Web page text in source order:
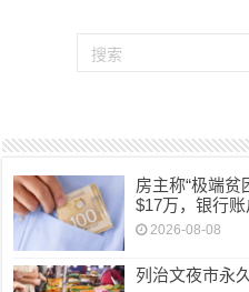
房主称“极端贫
$17万，银行
2026-08-08
列治文夜市永